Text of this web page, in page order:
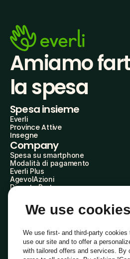
Amiamo
la spesa
Spesa insieme
Everli
Province Attive
Insegne
Company
Spesa su smartphone
Modalità di pagamento
Everli Plus
AgevolAzioni
Diventa Partner
Everli Shoppers
About Us
Everli News
Domande frequenti
Lavora con noi
Diventa Shopper
We use cookies
We use first- and third-party cookies
use our site and to offer a
with tailored offers and services. By